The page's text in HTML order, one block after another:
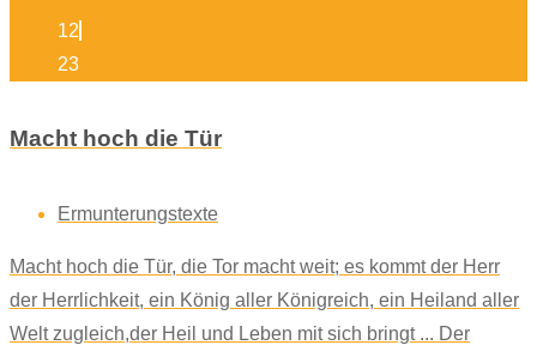
12
23
Macht hoch die Tür
Ermunterungstexte
Macht hoch die Tür, die Tor macht weit; es kommt der Herr
der Herrlichkeit, ein König aller Königreich, ein Heiland aller
Welt zugleich,der Heil und Leben mit sich bringt ... Der